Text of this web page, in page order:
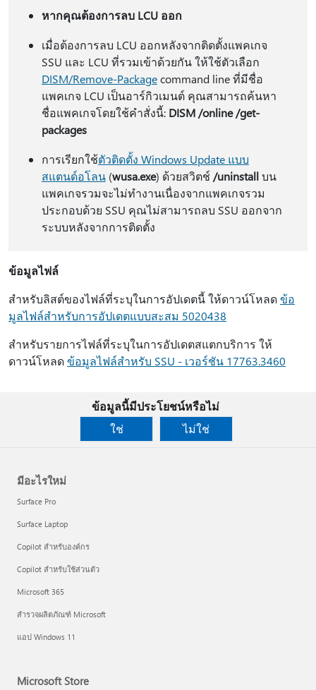
หากคุณต้องการลบ LCU ออก
เมื่อต้องการลบ LCU ออกหลังจากติดตั้งแพคเกจ
SSU และ LCU ที่รวมเข้าด้วยกัน ให้ใช้ตัวเลือก
DISM/Remove-Packagecommand line ที่มีชื่อ
แพคเกจ LCU เป็นอาร์กิวเมนต์ คุณสามารถค้นหา
ชื่อแพคเกจโดยใช้คําสั่งนี้: DISM /online /get-
packages
การเรียกใช้ตัวติดตั้ง Windows Update แบบ
สแตนด์อโลน(wusa.exe) ด้วยสวิตช์ /uninstallบน
แพคเกจรวมจะไม่ทํางานเนื่องจากแพคเกจรวม
ประกอบด้วย SSU คุณไม่สามารถลบ SSU ออกจาก
ระบบหลังจากการติดตั้ง
ข้อมูลไฟล์
สําหรับลิสต์ของไฟล์ที่ระบุในการอัปเดตนี้ ให้ดาวน์โหลดข้อ
มูลไฟล์สําหรับการอัปเดตแบบสะสม 5020438
สําหรับรายการไฟล์ที่ระบุในการอัปเดตสแตกบริการ ให้
ดาวน์โหลดข้อมูลไฟล์สําหรับ SSU - เวอร์ชัน 17763.3460
ข้อมูลนี้มีประโยชน์หรือไม่
ใช่
ไม่ใช่
มีอะไรใหม่
Surface Pro
Surface Laptop
Copilot สำหรับองค์กร
Copilot สำหรับใช้ส่วนตัว
Microsoft 365
สำรวจผลิตภัณฑ์ Microsoft
แอป Windows 11
Microsoft Store